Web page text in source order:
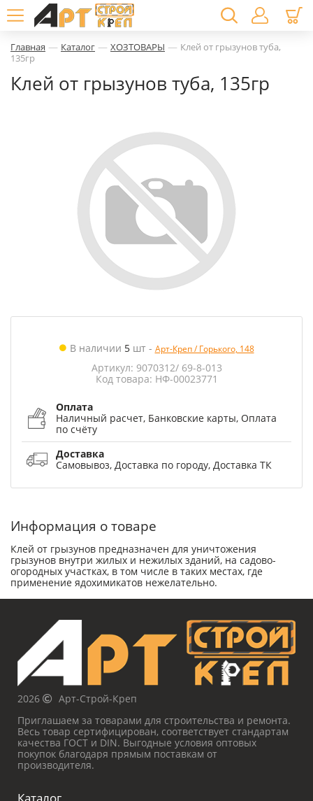
Главная — Каталог — ХОЗТОВАРЫ — Клей от грызунов туба,
135гр
Клей от грызунов туба, 135гр
В наличии 5шт- Арт-Креп / Горького, 148
Артикул: 9070312/ 69-8-013
Код товара: НФ-00023771
Оплата
Наличный расчет, Банковские карты, Оплата
по счёту
Доставка
Самовывоз, Доставка по городу, Доставка ТК
Информация о товаре
Клей от грызунов предназначен для уничтожения
грызунов внутри жилых и нежилых зданий, на садово-
огородных участках, в том числе в таких местах, где
применение ядохимикатов нежелательно.
2026
Арт-Строй-Креп
Приглашаем за товарами для строительства и ремонта.
Весь товар сертифицирован, соответствует стандартам
качества ГОСТ и DIN. Выгодные условия оптовых
покупок благодаря прямым поставкам от
производителя.